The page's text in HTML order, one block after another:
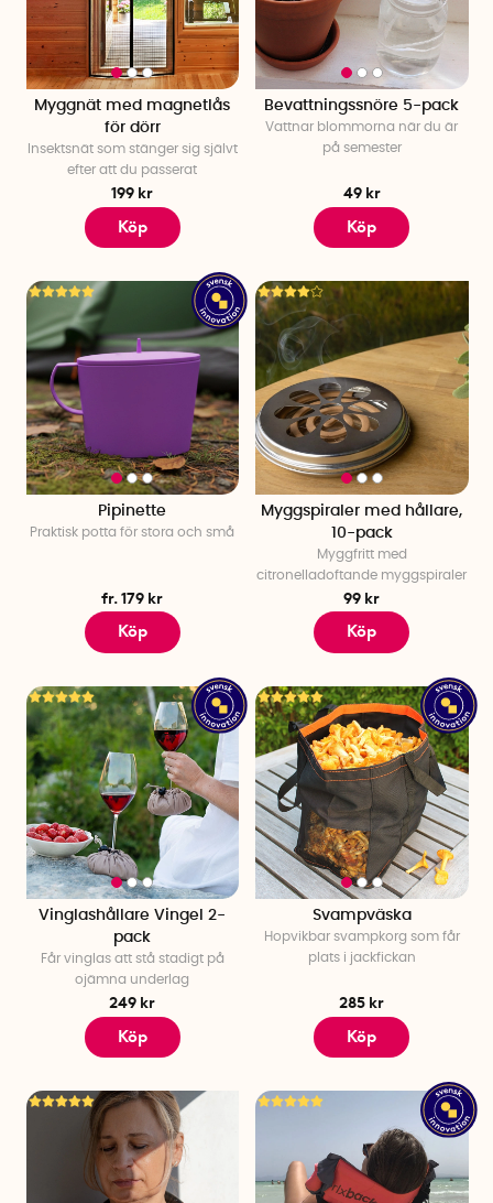
packa ner vår Thermacell för då slipper du myggen. Ifall det
regnar har vi flera roliga sällskapsspel som håller humöret
och semesterandan uppe.
Upptäck alla våra smarta saker till semestern på hemmaplan
och lägg din beställning idag. Alltid snabba leveranser!
Myggnät med magnetlås
för dörr
Insektsnät som stänger sig självt
efter att du passerat
199 kr
Köp
Bevattningssnöre 5-pack
Vattnar blommorna när du är
på semester
49 kr
Köp
Pipinette
Praktisk potta för stora och små
fr. 179 kr
Köp
Myggspiraler med hållare,
10-pack
Myggfritt med
citronelladoftande myggspiraler
99 kr
Köp
Vinglashållare Vingel 2-
pack
Får vinglas att stå stadigt på
ojämna underlag
249 kr
Köp
Svampväska
Hopvikbar svampkorg som får
plats i jackfickan
285 kr
Köp